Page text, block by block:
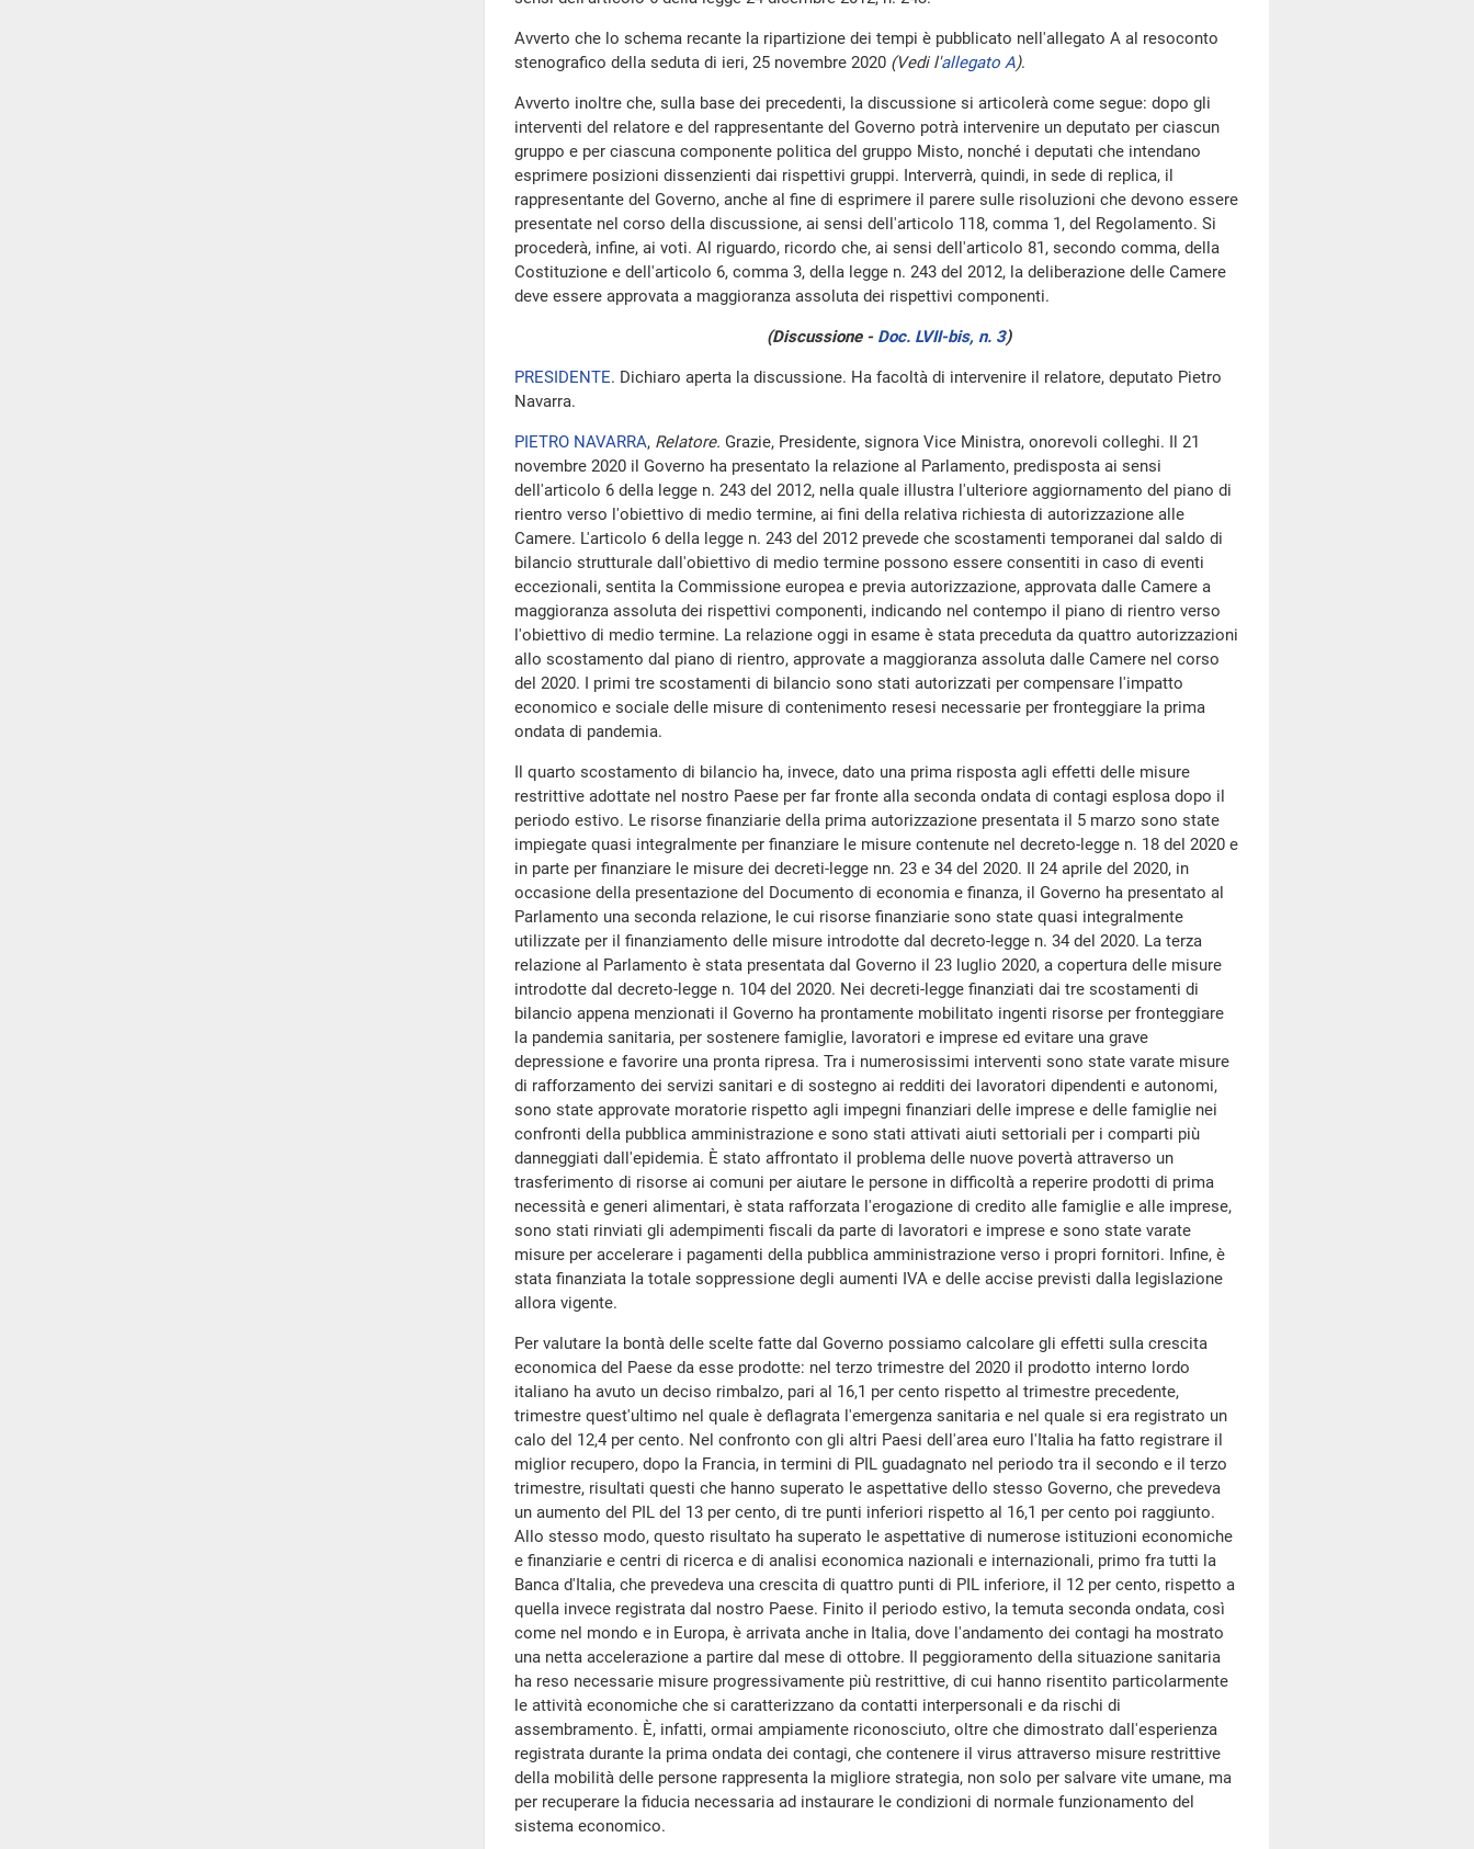
Avverto che lo schema recante la ripartizione dei tempi è pubblicato nell'allegato A al resoconto
stenografico della seduta di ieri, 25 novembre 2020 (Vedi l'allegato A).
Avverto inoltre che, sulla base dei precedenti, la discussione si articolerà come segue: dopo gli
interventi del relatore e del rappresentante del Governo potrà intervenire un deputato per ciascun
gruppo e per ciascuna componente politica del gruppo Misto, nonché i deputati che intendano
esprimere posizioni dissenzienti dai rispettivi gruppi. Interverrà, quindi, in sede di replica, il
rappresentante del Governo, anche al fine di esprimere il parere sulle risoluzioni che devono essere
presentate nel corso della discussione, ai sensi dell'articolo 118, comma 1, del Regolamento. Si
procederà, infine, ai voti. Al riguardo, ricordo che, ai sensi dell'articolo 81, secondo comma, della
Costituzione e dell'articolo 6, comma 3, della legge n. 243 del 2012, la deliberazione delle Camere
deve essere approvata a maggioranza assoluta dei rispettivi componenti.
(Discussione - Doc. LVII-bis, n. 3)
PRESIDENTE. Dichiaro aperta la discussione. Ha facoltà di intervenire il relatore, deputato Pietro
Navarra.
PIETRO NAVARRA, Relatore. Grazie, Presidente, signora Vice Ministra, onorevoli colleghi. Il 21
novembre 2020 il Governo ha presentato la relazione al Parlamento, predisposta ai sensi
dell'articolo 6 della legge n. 243 del 2012, nella quale illustra l'ulteriore aggiornamento del piano di
rientro verso l'obiettivo di medio termine, ai fini della relativa richiesta di autorizzazione alle
Camere. L'articolo 6 della legge n. 243 del 2012 prevede che scostamenti temporanei dal saldo di
bilancio strutturale dall'obiettivo di medio termine possono essere consentiti in caso di eventi
eccezionali, sentita la Commissione europea e previa autorizzazione, approvata dalle Camere a
maggioranza assoluta dei rispettivi componenti, indicando nel contempo il piano di rientro verso
l'obiettivo di medio termine. La relazione oggi in esame è stata preceduta da quattro autorizzazioni
allo scostamento dal piano di rientro, approvate a maggioranza assoluta dalle Camere nel corso
del 2020. I primi tre scostamenti di bilancio sono stati autorizzati per compensare l'impatto
economico e sociale delle misure di contenimento resesi necessarie per fronteggiare la prima
ondata di pandemia.
Il quarto scostamento di bilancio ha, invece, dato una prima risposta agli effetti delle misure
restrittive adottate nel nostro Paese per far fronte alla seconda ondata di contagi esplosa dopo il
periodo estivo. Le risorse finanziarie della prima autorizzazione presentata il 5 marzo sono state
impiegate quasi integralmente per finanziare le misure contenute nel decreto-legge n. 18 del 2020 e
in parte per finanziare le misure dei decreti-legge nn. 23 e 34 del 2020. Il 24 aprile del 2020, in
occasione della presentazione del Documento di economia e finanza, il Governo ha presentato al
Parlamento una seconda relazione, le cui risorse finanziarie sono state quasi integralmente
utilizzate per il finanziamento delle misure introdotte dal decreto-legge n. 34 del 2020. La terza
relazione al Parlamento è stata presentata dal Governo il 23 luglio 2020, a copertura delle misure
introdotte dal decreto-legge n. 104 del 2020. Nei decreti-legge finanziati dai tre scostamenti di
bilancio appena menzionati il Governo ha prontamente mobilitato ingenti risorse per fronteggiare
la pandemia sanitaria, per sostenere famiglie, lavoratori e imprese ed evitare una grave
depressione e favorire una pronta ripresa. Tra i numerosissimi interventi sono state varate misure
di rafforzamento dei servizi sanitari e di sostegno ai redditi dei lavoratori dipendenti e autonomi,
sono state approvate moratorie rispetto agli impegni finanziari delle imprese e delle famiglie nei
confronti della pubblica amministrazione e sono stati attivati aiuti settoriali per i comparti più
danneggiati dall'epidemia. È stato affrontato il problema delle nuove povertà attraverso un
trasferimento di risorse ai comuni per aiutare le persone in difficoltà a reperire prodotti di prima
necessità e generi alimentari, è stata rafforzata l'erogazione di credito alle famiglie e alle imprese,
sono stati rinviati gli adempimenti fiscali da parte di lavoratori e imprese e sono state varate
misure per accelerare i pagamenti della pubblica amministrazione verso i propri fornitori. Infine, è
stata finanziata la totale soppressione degli aumenti IVA e delle accise previsti dalla legislazione
allora vigente.
Per valutare la bontà delle scelte fatte dal Governo possiamo calcolare gli effetti sulla crescita
economica del Paese da esse prodotte: nel terzo trimestre del 2020 il prodotto interno lordo
italiano ha avuto un deciso rimbalzo, pari al 16,1 per cento rispetto al trimestre precedente,
trimestre quest'ultimo nel quale è deflagrata l'emergenza sanitaria e nel quale si era registrato un
calo del 12,4 per cento. Nel confronto con gli altri Paesi dell'area euro l'Italia ha fatto registrare il
miglior recupero, dopo la Francia, in termini di PIL guadagnato nel periodo tra il secondo e il terzo
trimestre, risultati questi che hanno superato le aspettative dello stesso Governo, che prevedeva
un aumento del PIL del 13 per cento, di tre punti inferiori rispetto al 16,1 per cento poi raggiunto.
Allo stesso modo, questo risultato ha superato le aspettative di numerose istituzioni economiche
e finanziarie e centri di ricerca e di analisi economica nazionali e internazionali, primo fra tutti la
Banca d'Italia, che prevedeva una crescita di quattro punti di PIL inferiore, il 12 per cento, rispetto a
quella invece registrata dal nostro Paese. Finito il periodo estivo, la temuta seconda ondata, così
come nel mondo e in Europa, è arrivata anche in Italia, dove l'andamento dei contagi ha mostrato
una netta accelerazione a partire dal mese di ottobre. Il peggioramento della situazione sanitaria
ha reso necessarie misure progressivamente più restrittive, di cui hanno risentito particolarmente
le attività economiche che si caratterizzano da contatti interpersonali e da rischi di
assembramento. È, infatti, ormai ampiamente riconosciuto, oltre che dimostrato dall'esperienza
registrata durante la prima ondata dei contagi, che contenere il virus attraverso misure restrittive
della mobilità delle persone rappresenta la migliore strategia, non solo per salvare vite umane, ma
per recuperare la fiducia necessaria ad instaurare le condizioni di normale funzionamento del
sistema economico.